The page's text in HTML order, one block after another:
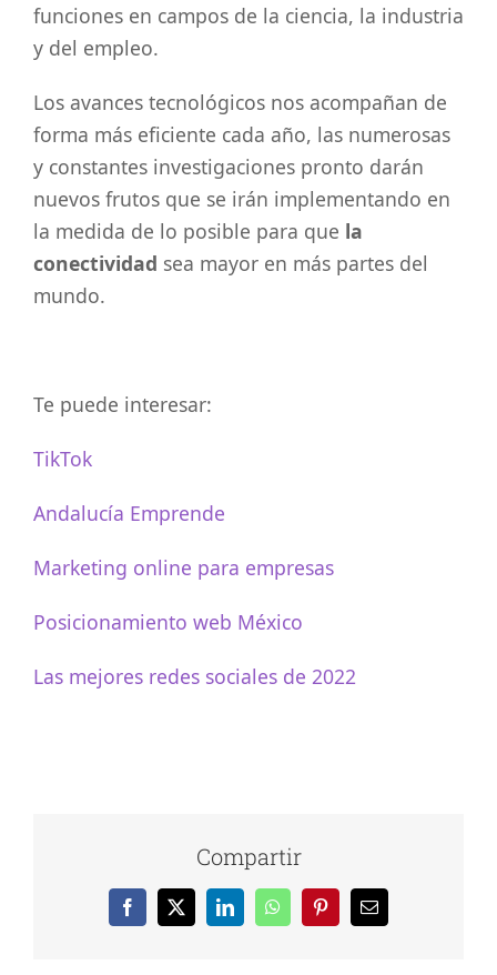
funciones en campos de la ciencia, la industria
y del empleo.
Los avances tecnológicos nos acompañan de
forma más eficiente cada año, las numerosas
y constantes investigaciones pronto darán
nuevos frutos que se irán implementando en
la medida de lo posible para que la
conectividad sea mayor en más partes del
mundo.
Te puede interesar:
TikTok
Andalucía Emprende
Marketing online para empresas
Posicionamiento web México
Las mejores redes sociales de 2022
Compartir
Facebook
X LinkedInWhatsAppPinterestCorreo
electrónico